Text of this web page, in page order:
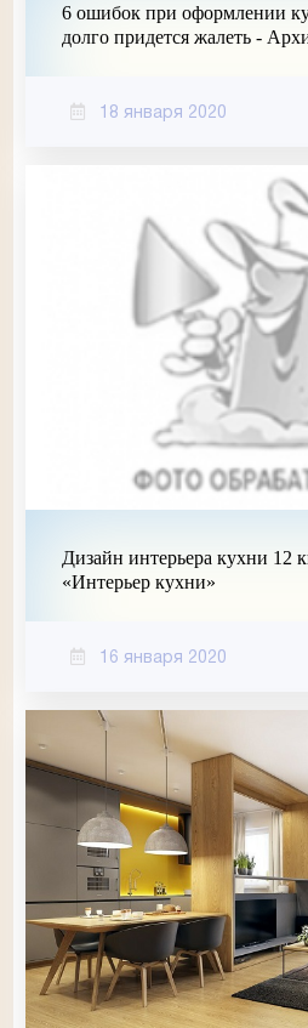
6 ошибок при оформлении
долго придется жалеть -
18 января 2020
Дизайн интерьера кухни 12
«Интерьер кухни»
16 января 2020